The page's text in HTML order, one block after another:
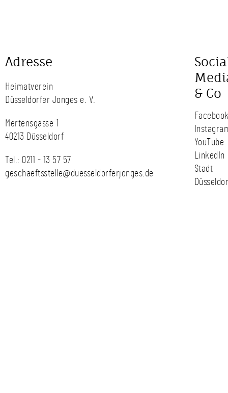
Adresse
Heimatverein
Düsseldorfer Jonges e. V.
Mertensgasse 1
40213 Düsseldorf
Tel.: 0211 - 13 57 57
geschaeftsstelle@duesseldorferjonges.de
& Co
YouTube
LinkedIn
Stadt